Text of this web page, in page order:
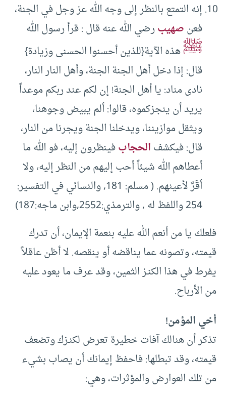
إنه التمتع بالنظر إلى وجه الله عز وجل في الجنة،
فعنصهيبرضي الله عنه قال : قرأ رسول الله
ﷺهذه الآية{للذين أحسنوا الحسنى وزيادة}
قال: إذا دخل أهل الجنة الجنة، وأهل النار النار،
نادى مناد: يا أهل الجنة! إن لكم عند ربكم موعداً
يريد أن ينجزكموه، قالوا: ألم يبيض وجوهنا،
ويثقل موازيننا، ويدخلنا الجنة ويجرنا من النار،
قال: فيكشفالحجابفينظرون إليه، فو الله ما
أعطاهم الله شيئاً أحب إليهم من النظر إليه، ولا
أقَرَّ لأعينهم. ( مسلم: 181, والنسائي في التفسير:
254 واللفظ له , والترمذي:2552,وابن ماجه:187)
فلعلك يا من أنعم الله عليه بنعمة الإيمان، أن تدرك
قيمته، وتصونه عما يناقضه أو ينقصه. لا أظن عاقلاً
يفرط في هذا الكنـز الثمين، وقد عرف ما يعود عليه
من الأرباح.
أخي المؤمن!
تذكر أن هنالك آفات خطيرة تعرض لكنـزك وتضعف
قيمته، وقد تبطلها: فاحفظ إيمانك أن يصاب بشيء
من تلك العوارض والمؤثرات، وهي: